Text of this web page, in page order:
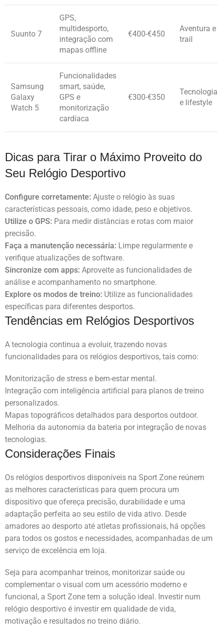
Suunto 7
GPS,
multidesporto,
integração com
mapas offline
€400-€450
Aventura e
trail
Samsung
Galaxy
Watch 5
Funcionalidades
smart, saúde,
GPS e
monitorização
cardíaca
€300-€350
Tecnologia
e lifestyle
Dicas para Tirar o Máximo Proveito do
Seu Relógio Desportivo
Configure corretamente: Ajuste o relógio às suas
características pessoais, como idade, peso e objetivos.
Utilize o GPS: Para medir distâncias e rotas com maior
precisão.
Faça a manutenção necessária: Limpe regularmente e
verifique atualizações de software.
Sincronize com apps: Aproveite as funcionalidades de
análise e acompanhamento no smartphone.
Explore os modos de treino: Utilize as funcionalidades
específicas para diferentes desportos.
Tendências em Relógios Desportivos
A tecnologia continua a evoluir, trazendo novas
funcionalidades para os relógios desportivos, tais como:
Monitorização de stress e bem-estar mental.
Integração com inteligência artificial para planos de treino
personalizados.
Mapas topográficos detalhados para desportos outdoor.
Melhoria da autonomia da bateria por integração de novas
tecnologias.
Considerações Finais
Os relógios desportivos disponíveis na Sport Zone reúnem
as melhores características para quem procura um
dispositivo que ofereça precisão, durabilidade e uma
adaptação perfeita ao seu estilo de vida ativo. Desde
amadores ao desporto até atletas profissionais, há opções
para todos os gostos e necessidades, acompanhadas de um
serviço de excelência em loja.
Seja para acompanhar treinos, monitorizar saúde ou
complementar o visual com um acessório moderno e
funcional, a Sport Zone tem a solução ideal. Investir num
relógio desportivo é investir em qualidade de vida,
motivação e resultados no treino diário.